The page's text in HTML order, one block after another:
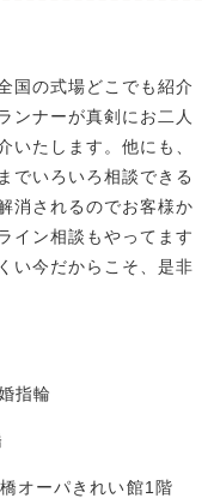
国の式場どこでも紹介
ンナーが真剣にお二人
いたします。他にも、
でいろいろ相談できる
消されるのでお客様か
イン相談もやってます
い今だからこそ、是非
オーパきれい館1階